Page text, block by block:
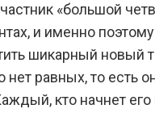
«большой
и именно
шикарный новый
нет равных, то есть
кто начнет